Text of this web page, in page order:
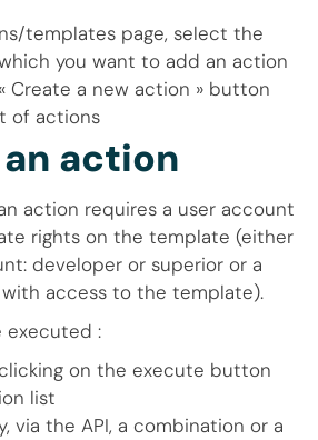
templates page, select the
you want to add an action
Create a new action » button
of actions
action
action requires a user account
rights on the template (either
developer or superior or a
access to the template).
executed :
on the execute button
list
via the API, a combination or a